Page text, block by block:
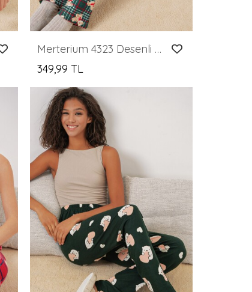
Merterium 4323 Desenli Pijama Altı - Zümrüt Yeşili
349,99 TL